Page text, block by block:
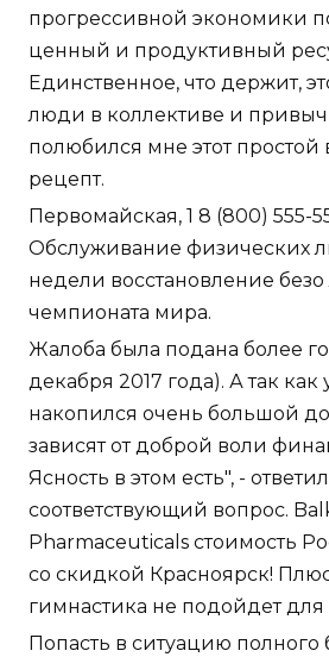
прогрессивной экономики
ценный и продуктивный
Единственное, что держит,
люди в коллективе и
полюбился мне этот простой
рецепт.
Первомайская, 1 8 (800) 555-
Обслуживание физических
недели восстановление
чемпионата мира.
Жалоба была подана более
декабря 2017 года). А так
накопился очень большой
зависят от доброй воли
Ясность в этом есть", -
соответствующий вопрос.
Pharmaceuticals стоимость
со скидкой Красноярск! Плюс
гимнастика не подойдет для
Попасть в ситуацию полного